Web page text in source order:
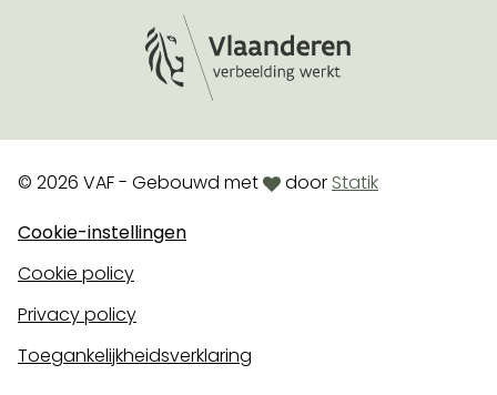
© 2026 VAF - Gebouwd metlovedoor Statik
Cookie-instellingen
Cookie policy
Privacy policy
Toegankelijkheidsverklaring